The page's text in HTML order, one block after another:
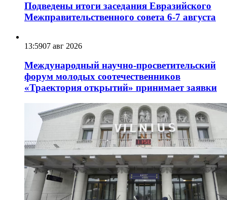
Подведены итоги заседания Евразийского
Межправительственного совета 6-7 августа
13:5907 авг 2026
Международный научно-просветительский
форум молодых соотечественников
«Траектория открытий» принимает заявки